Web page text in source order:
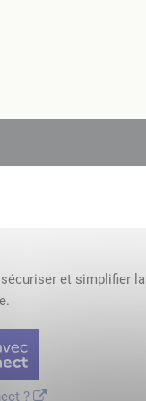
et simplifier
?